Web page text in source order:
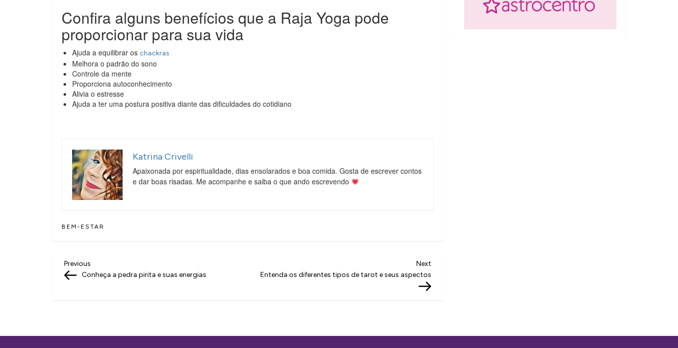
Confira alguns benefícios que a Raja Yoga pode
proporcionar para sua vida
Ajuda a equilibrar os chackras
Melhora o padrão do sono
Controle da mente
Proporciona autoconhecimento
Alivia o estresse
Ajuda a ter uma postura positiva diante das dificuldades do cotidiano
Katrina Crivelli
Apaixonada por espiritualidade, dias ensolarados e boa comida. Gosta de escrever contos
e dar boas risadas. Me acompanhe e saiba o que ando escrevendo
BEM-ESTAR
N
a
g
Previous
Post
Previous
Conheça a pedra pirita e suas energias
Next
Entenda os diferentes tipos de tarot e seus aspectos